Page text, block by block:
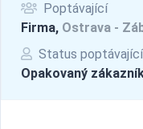
Poptávající
Firma, Ostrava -
Status
Opakovaný